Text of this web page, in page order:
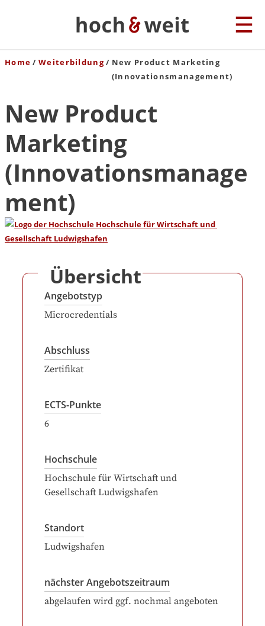
Home Weiterbildung
New Product Marketing
(Innovationsmanagement)
New Product
Marketing
(Innovationsmanage
ment)
Übersicht
Angebotstyp
Microcredentials
Abschluss
Zertifikat
ECTS-Punkte
6
Hochschule
Hochschule für Wirtschaft und
Gesellschaft Ludwigshafen
Standort
Ludwigshafen
nächster Angebotszeitraum
abgelaufen wird ggf. nochmal angeboten